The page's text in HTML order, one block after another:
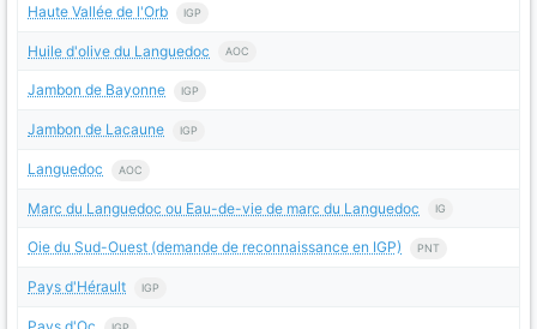
Haute Vallée de l'Orb IGP
Huile d'olive du Languedoc AOC
Jambon de Bayonne IGP
Jambon de Lacaune IGP
Languedoc AOC
Marc du Languedoc ou Eau-de-vie de marc du Languedoc IG
Oie du Sud-Ouest (demande de reconnaissance en IGP) PNT
Pays d'Hérault IGP